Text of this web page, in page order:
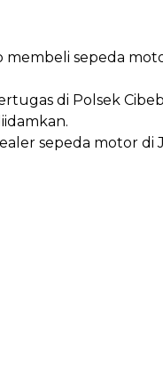
membeli sepeda
di Polsek
sepeda motor di